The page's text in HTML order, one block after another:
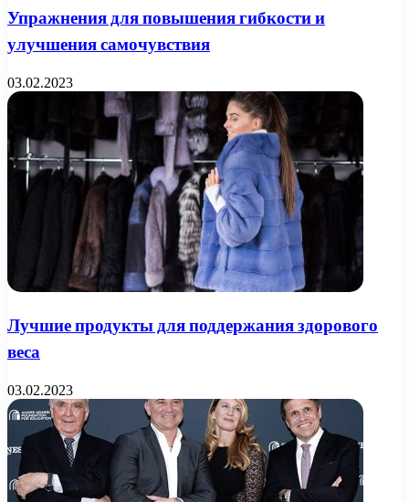
Упражнения для повышения гибкости и
улучшения самочувствия
03.02.2023
Лучшие продукты для поддержания здорового
веса
03.02.2023